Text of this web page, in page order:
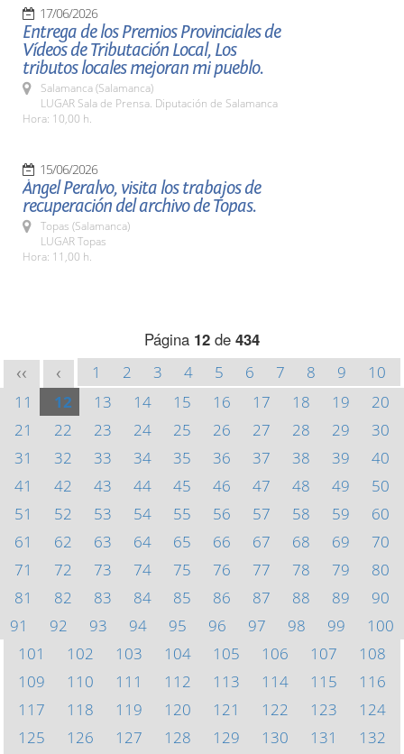
17/06/2026
Entrega de los Premios Provinciales de
Vídeos de Tributación Local, Los
tributos locales mejoran mi pueblo.
Salamanca (Salamanca)
LUGAR Sala de Prensa. Diputación de Salamanca
Hora: 10,00 h.
15/06/2026
Ángel Peralvo, visita los trabajos de
recuperación del archivo de Topas.
Topas (Salamanca)
LUGAR Topas
Hora: 11,00 h.
Página 12 de 434
<< < 1 2 3 4 5 6 7 8 9
10
11
12 13 14 15 16 17 18 19
20
21
22 23 24 25 26 27 28 29
30
31
32 33 34 35 36 37 38 39
40
41
42 43 44 45 46 47 48 49
50
51
52 53 54 55 56 57 58 59
60
61
62 63 64 65 66 67 68 69
70
71
72 73 74 75 76 77 78 79
80
81
82 83 84 85 86 87 88 89
90
91
92 93 94 95 96 97 98 99
100
101
102 103 104 105 106 107
108
109
110 111 112 113 114 115
116
117
118 119 120 121 122 123
124
125
126 127 128 129 130 131
132